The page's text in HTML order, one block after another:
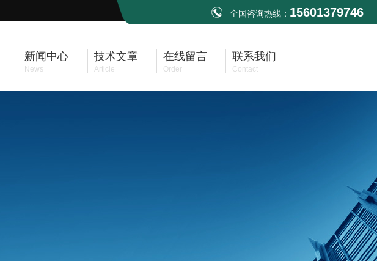
全国咨询热线： 15601379746
新闻中心
News
技术文章
Article
在线留言
Order
联系我们
Contact